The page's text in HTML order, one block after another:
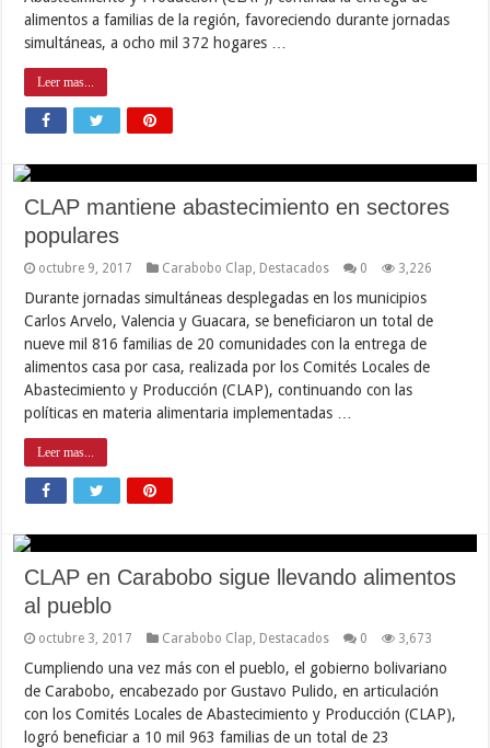
alimentos a familias de la región, favoreciendo durante jornadas
simultáneas, a ocho mil 372 hogares …
Leer mas...
CLAP mantiene abastecimiento en sectores
populares
octubre 9, 2017 Carabobo Clap Destacados 0 3,226
Durante jornadas simultáneas desplegadas en los municipios
Carlos Arvelo, Valencia y Guacara, se beneficiaron un total de
nueve mil 816 familias de 20 comunidades con la entrega de
alimentos casa por casa, realizada por los Comités Locales de
Abastecimiento y Producción (CLAP), continuando con las
políticas en materia alimentaria implementadas …
Leer mas...
CLAP en Carabobo sigue llevando alimentos
al pueblo
octubre 3, 2017 Carabobo Clap Destacados 0 3,673
Cumpliendo una vez más con el pueblo, el gobierno bolivariano
de Carabobo, encabezado por Gustavo Pulido, en articulación
con los Comités Locales de Abastecimiento y Producción (CLAP),
logró beneficiar a 10 mil 963 familias de un total de 23